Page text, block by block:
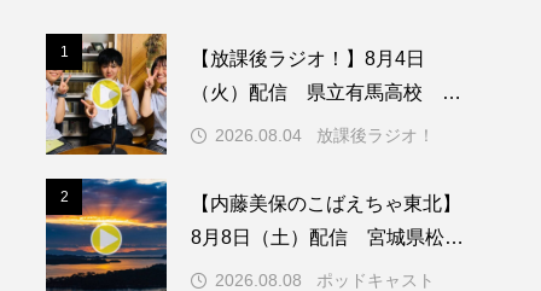
キング
1
【放課後ラジオ！】8月4日
（火）配信 県立有馬高校 第
74回兵庫学校農業クラブ連盟大
2026.08.04 放課後ラジオ！
2
【内藤美保のこばえちゃ東北】
8月8日（土）配信 宮城県松島
町「松島」
2026.08.08 ポッドキャスト